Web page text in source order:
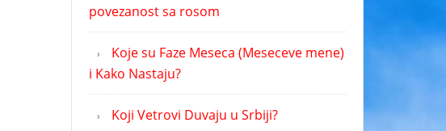
povezanost sa rosom
Koje su Faze Meseca (Meseceve mene)
i Kako Nastaju?
Koji Vetrovi Duvaju u Srbiji?